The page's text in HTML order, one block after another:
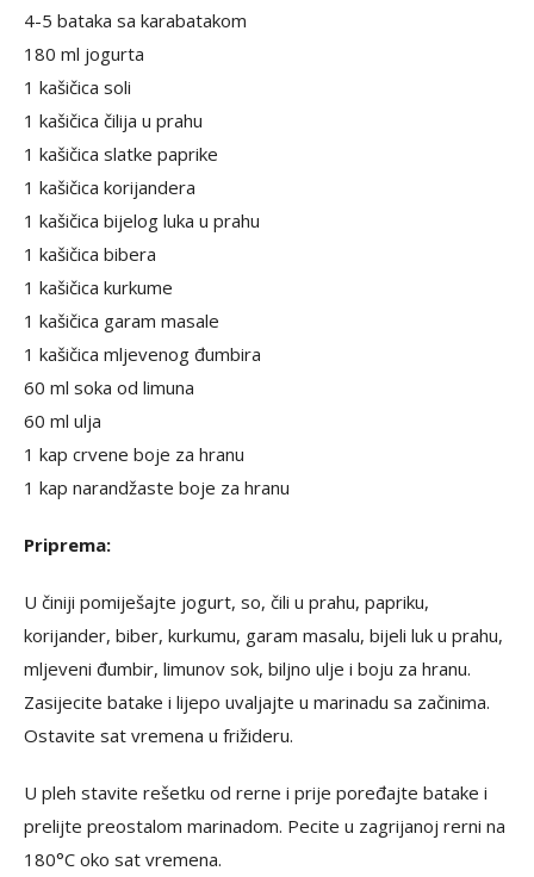
4-5 bataka sa karabatakom
180 ml jogurta
1 kašičica soli
1 kašičica čilija u prahu
1 kašičica slatke paprike
1 kašičica korijandera
1 kašičica bijelog luka u prahu
1 kašičica bibera
1 kašičica kurkume
1 kašičica garam masale
1 kašičica mljevenog đumbira
60 ml soka od limuna
60 ml ulja
1 kap crvene boje za hranu
1 kap narandžaste boje za hranu
Priprema:
U činiji pomiješajte jogurt, so, čili u prahu, papriku,
korijander, biber, kurkumu, garam masalu, bijeli luk u prahu,
mljeveni đumbir, limunov sok, biljno ulje i boju za hranu.
Zasijecite batake i lijepo uvaljajte u marinadu sa začinima.
Ostavite sat vremena u frižideru.
U pleh stavite rešetku od rerne i prije poređajte batake i
prelijte preostalom marinadom. Pecite u zagrijanoj rerni na
180°C oko sat vremena.